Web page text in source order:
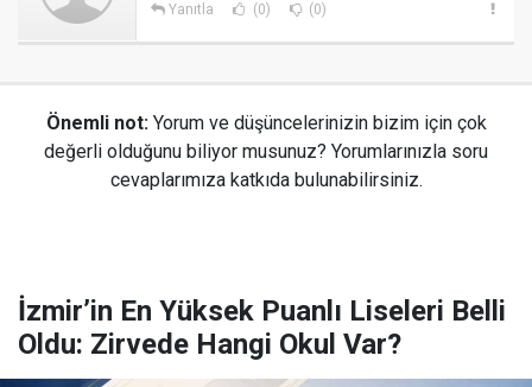
Yanıtla (0) (0)
Önemli not: Yorum ve düşüncelerinizin bizim için çok
değerli olduğunu biliyor musunuz? Yorumlarınızla soru
cevaplarımıza katkıda bulunabilirsiniz.
İzmir’in En Yüksek Puanlı Liseleri Belli
Oldu: Zirvede Hangi Okul Var?